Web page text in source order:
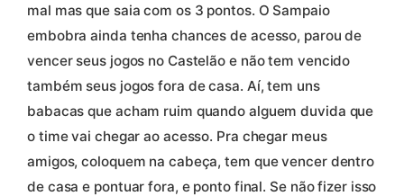
mal mas que saia com os 3 pontos. O Sampaio
embobra ainda tenha chances de acesso, parou de
vencer seus jogos no Castelão e não tem vencido
também seus jogos fora de casa. Aí, tem uns
babacas que acham ruim quando alguem duvida que
o time vai chegar ao acesso. Pra chegar meus
amigos, coloquem na cabeça, tem que vencer dentro
de casa e pontuar fora, e ponto final. Se não fizer isso